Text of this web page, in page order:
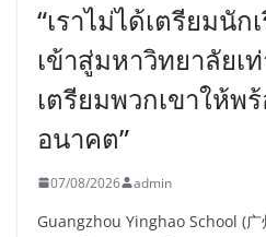
“เราไม่ได้เตรียมนัก
เข้าสู่มหาวิทยาลัยเ
เตรียมพวกเขาให้พ
อนาคต”
07/08/2026 admin
Guangzhou Yinghao School (